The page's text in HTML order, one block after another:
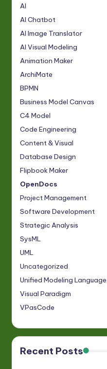
AI
AI Chatbot
AI Image Translator
AI Visual Modeling
Animation Maker
ArchiMate
BPMN
Business Model Canvas
C4 Model
Code Engineering
Content & Visual
Database Design
Flipbook Maker
OpenDocs
Project Management
Software Development
Strategic Analysis
SysML
UML
Uncategorized
Unified Modeling Language
Visual Paradigm
VPasCode
Recent Posts